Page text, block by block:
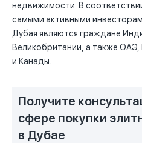
недвижимости. В
самыми активными
Дубая являются граждане
Великобритании, а также
и Канады.
Получите
сфере покупки
в Дубае